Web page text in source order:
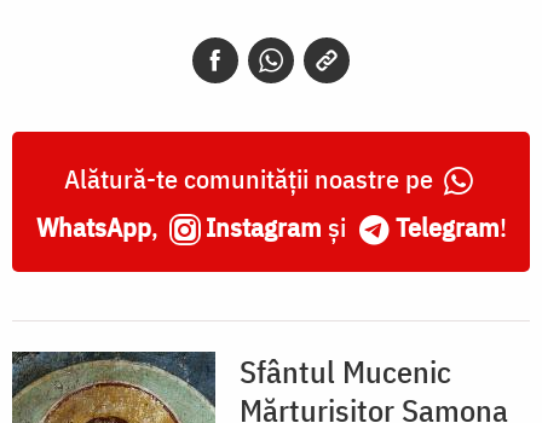
Alătură-te comunității noastre pe
WhatsApp, Instagram și Telegram!
Sfântul Mucenic
Mărturisitor Samona